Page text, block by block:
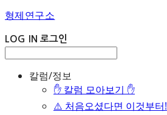
형제연구소
LOG IN 로그인
칼럼/정보
✋ 칼럼 모아보기 ✋
⚠️ 처음오셨다면 이것부터!